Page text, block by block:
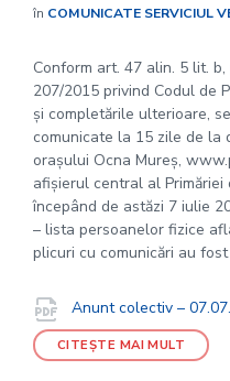
în COMUNICATE SERVICIUL
Conform art. 47 alin. 5 lit.
207/2015 privind Codul de
și completările ulterioare,
comunicate la 15 zile de la
orașului Ocna Mureș,
afișierul central al Primăriei
începând de astăzi 7 iulie
– lista persoanelor fizice
plicuri cu comunicări au
Documente
Anunt colectiv –
CITEȘTE MAI MULT